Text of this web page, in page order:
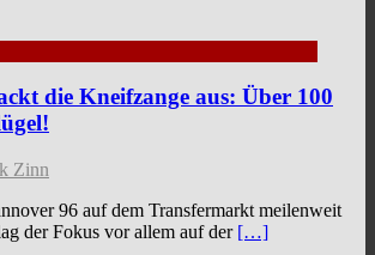
die Kneifzange aus: Über 100
Zinn
96 auf dem Transfermarkt meilenweit
der Fokus vor allem auf der […]